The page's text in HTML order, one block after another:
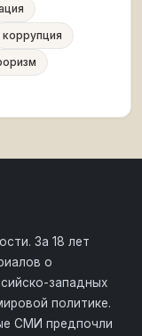
коррупция
За 18 лет
о
западных
политике.
СМИ предпочли